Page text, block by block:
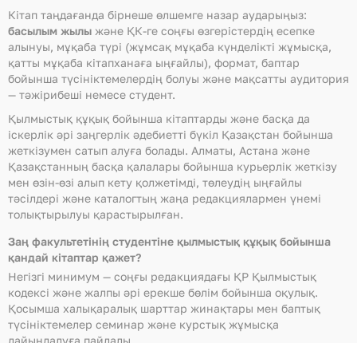
Кітап таңдағанда бірнеше өлшемге назар аударыңыз:
басылым жылы және ҚК-ге соңғы өзгерістердің есепке
алынуы, мұқаба түрі (жұмсақ мұқаба күнделікті жұмысқа,
қатты мұқаба кітапханаға ыңғайлы), формат, баптар
бойынша түсініктемелердің болуы және мақсатты аудитория
— тәжірибеші немесе студент.
Қылмыстық құқық бойынша кітаптарды және басқа да
іскерлік әрі заңгерлік әдебиетті бүкіл Қазақстан бойынша
жеткізумен сатып алуға болады. Алматы, Астана және
Қазақстанның басқа қалалары бойынша курьерлік жеткізу
мен өзін-өзі алып кету қолжетімді, төлеудің ыңғайлы
тәсілдері және каталогтың жаңа редакциялармен үнемі
толықтырылуы қарастырылған.
Заң факультетінің студентіне қылмыстық құқық бойынша
қандай кітаптар қажет?
Негізгі минимум — соңғы редакциядағы ҚР Қылмыстық
кодексі және жалпы әрі ерекше бөлім бойынша оқулық.
Қосымша халықаралық шарттар жинақтары мен баптық
түсініктемелер семинар және курстық жұмысқа
дайындалуға пайдалы.